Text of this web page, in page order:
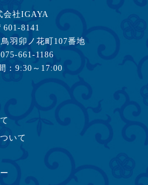
会社IGAYA
601-8141
羽卯ノ花町107番地
661-1186
：9:30～17:00
いて